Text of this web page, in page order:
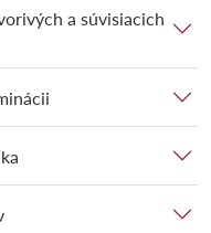
a súvisiacich